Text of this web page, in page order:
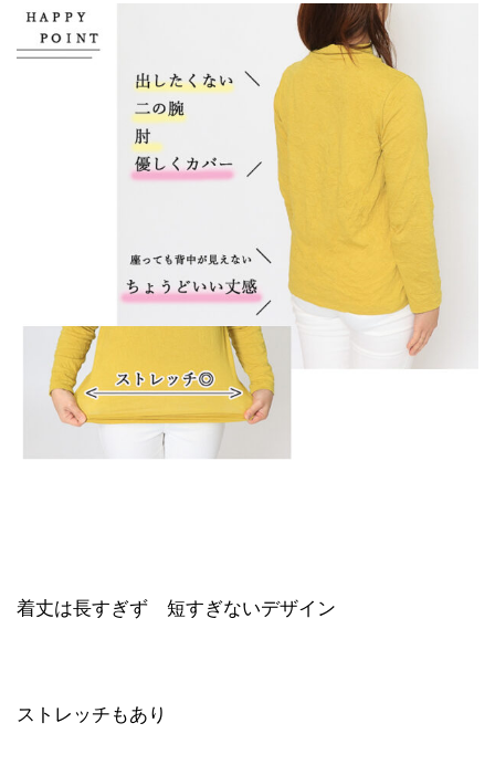
着丈は長すぎず 短すぎないデザイン
ストレッチもあり